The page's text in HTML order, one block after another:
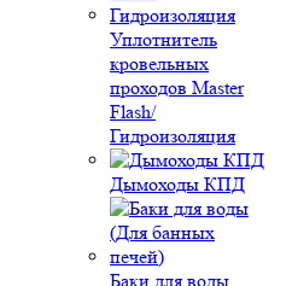
Уплотнитель
кровельных
проходов Master
Flash/
Гидроизоляция
Дымоходы КПД
Баки для воды